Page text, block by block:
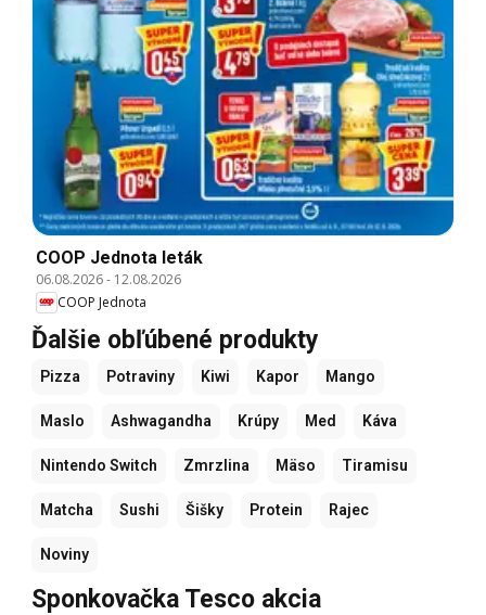
COOP Jednota leták
06.08.2026- 12.08.2026
COOP Jednota
Ďalšie obľúbené produkty
Pizza Potraviny Kiwi Kapor Mango
Maslo Ashwagandha Krúpy Med Káva
Nintendo Switch Zmrzlina Mäso Tiramisu
Matcha Sushi Šišky Protein Rajec
Noviny
Sponkovačka Tesco akcia